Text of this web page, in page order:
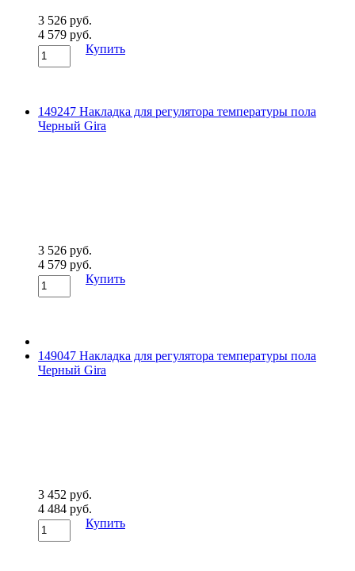
3 526 руб.
4 579 руб.
Купить
149247 Накладка для регулятора температуры пола
Черный Gira
3 526 руб.
4 579 руб.
Купить
149047 Накладка для регулятора температуры пола
Черный Gira
3 452 руб.
4 484 руб.
Купить